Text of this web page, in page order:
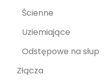
Ścienne
Uziemiające
Odstępowe na słup
Złącza